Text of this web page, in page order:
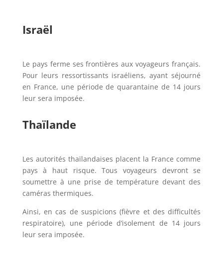
Israël
Le pays ferme ses frontières aux voyageurs français.
Pour leurs ressortissants israéliens, ayant séjourné
en France, une période de quarantaine de 14 jours
leur sera imposée.
Thaïlande
Les autorités thaïlandaises placent la France comme
pays à haut risque. Tous voyageurs devront se
soumettre à une prise de température devant des
caméras thermiques.
Ainsi, en cas de suspicions (fièvre et des difficultés
respiratoire), une période d’isolement de 14 jours
leur sera imposée.